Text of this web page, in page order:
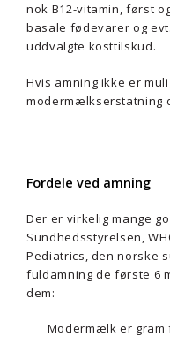
nok B12-vitamin, først
basale fødevarer og
uddvalgte kosttilskud.
Hvis amning ikke er
modermælkserstatning
Fordele ved amning
Der er virkelig mange
Sundhedsstyrelsen,
Pediatrics, den norske
fuldamning de første 6
dem:
Modermælk er